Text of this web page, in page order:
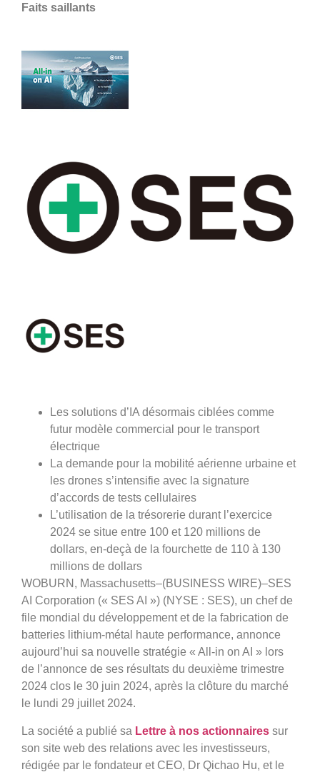
Faits saillants
Les solutions d’IA désormais ciblées comme
futur modèle commercial pour le transport
électrique
La demande pour la mobilité aérienne urbaine et
les drones s’intensifie avec la signature
d’accords de tests cellulaires
L’utilisation de la trésorerie durant l’exercice
2024 se situe entre 100 et 120 millions de
dollars, en-deçà de la fourchette de 110 à 130
millions de dollars
WOBURN, Massachusetts–(BUSINESS WIRE)–SES
AI Corporation (« SES AI ») (NYSE : SES), un chef de
file mondial du développement et de la fabrication de
batteries lithium-métal haute performance, annonce
aujourd’hui sa nouvelle stratégie « All-in on AI » lors
de l’annonce de ses résultats du deuxième trimestre
2024 clos le 30 juin 2024, après la clôture du marché
le lundi 29 juillet 2024.
La société a publié sa Lettre à nos actionnaires sur
son site web des relations avec les investisseurs,
rédigée par le fondateur et CEO, Dr Qichao Hu, et le